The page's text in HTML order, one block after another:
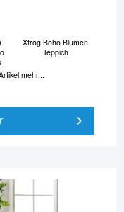
Xfrog Boho Blumen
Teppich
mehr...